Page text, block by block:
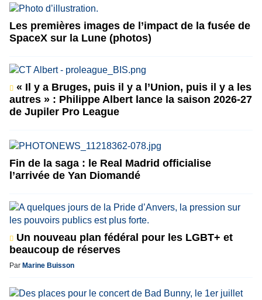
Les premières images de l’impact de la fusée de
SpaceX sur la Lune (photos)
« Il y a Bruges, puis il y a l’Union, puis il y a les
autres » : Philippe Albert lance la saison 2026-27
de Jupiler Pro League
Fin de la saga : le Real Madrid officialise
l’arrivée de Yan Diomandé
Un nouveau plan fédéral pour les LGBT+ et
beaucoup de réserves
Par Marine Buisson